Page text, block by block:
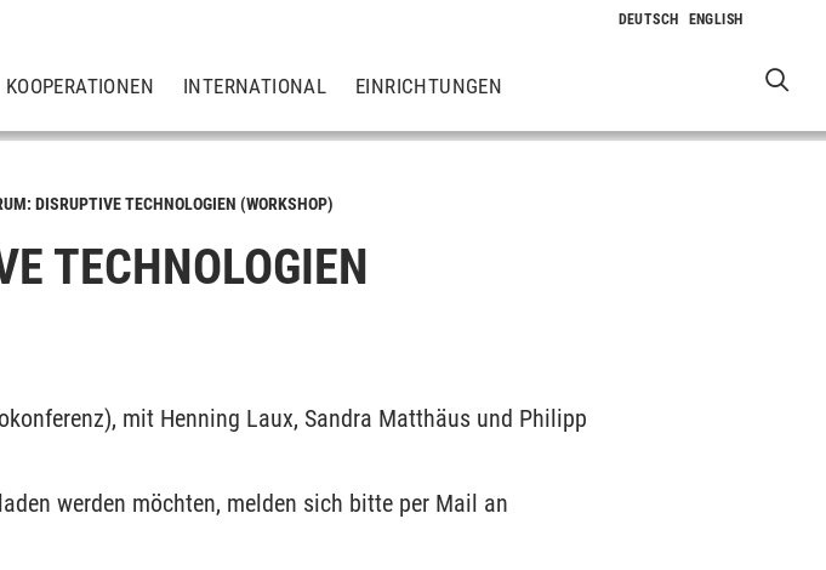
KOOPERATIONEN INTERNATIONAL EINRICHTUNGEN
DISRUPTIVE TECHNOLOGIEN (WORKSHOP)
TECHNOLOGIEN
mit Henning Laux, Sandra Matthäus und Philipp
werden möchten, melden sich bitte per Mail an